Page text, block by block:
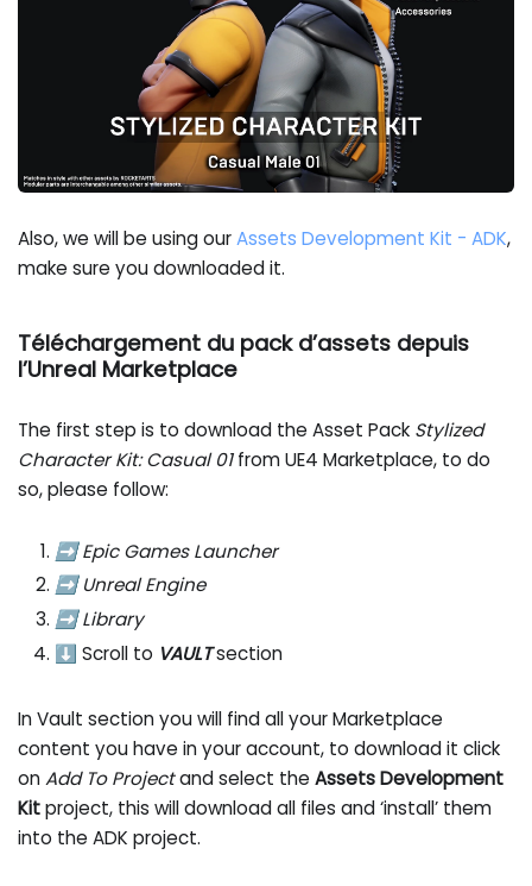
Also, we will be using ourAssets Development Kit - ADK,
make sure you downloaded it.
Téléchargement du pack d’assets depuis
l’Unreal Marketplace
The first step is to download the Asset Pack Stylized
Character Kit: Casual 01from UE4 Marketplace, to do
so, please follow:
➡ Epic Games Launcher
➡ Unreal Engine
➡ Library
⬇ Scroll to VAULTsection
In Vault section you will find all your Marketplace
content you have in your account, to download it click
onAdd To Projectand select theAssets Development
Kitproject, this will download all files and ‘install’ them
into the ADK project.